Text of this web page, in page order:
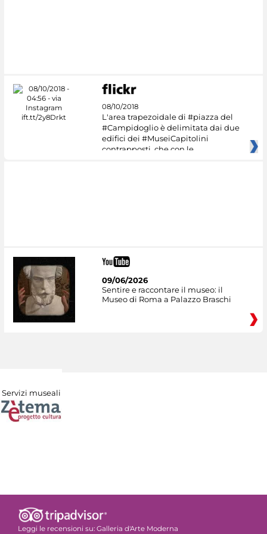
08/10/2018
L'area trapezoidale di #piazza del
#Campidoglio è delimitata dai due
edifici dei #MuseiCapitolini
contrapposti, che con le
09/06/2026
Sentire e raccontare il museo: il
Museo di Roma a Palazzo Braschi
Servizi museali
Leggi le recensioni su: Galleria d'Arte Moderna